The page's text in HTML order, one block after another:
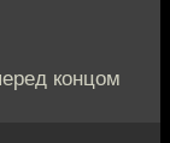
концом